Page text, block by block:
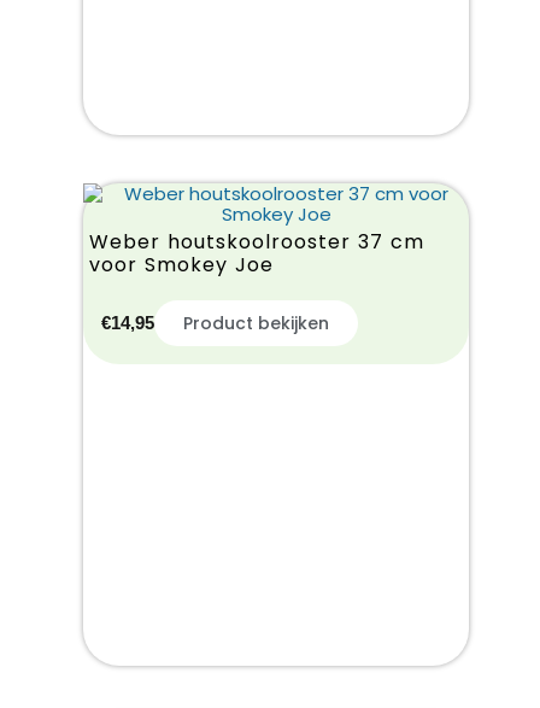
Weber houtskoolrooster 37 cm
voor Smokey Joe
€14,95 Product bekijken